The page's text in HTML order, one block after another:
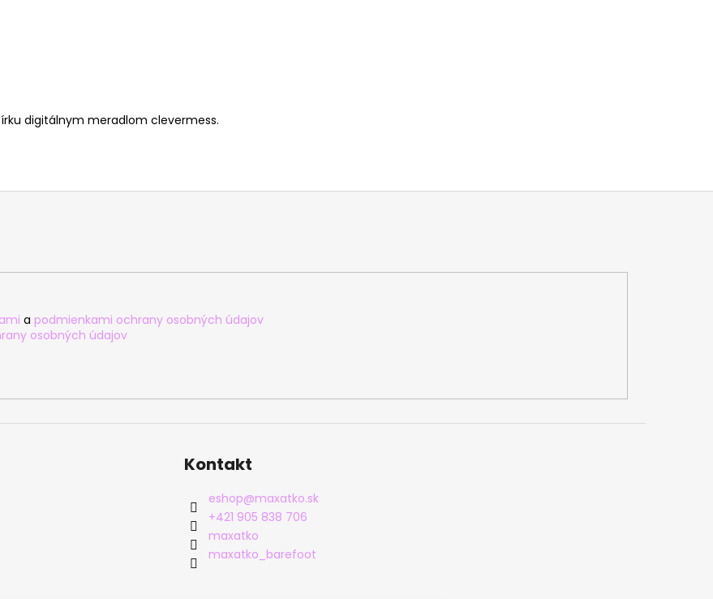
digitálnym meradlom clevermess.
a podmienkami ochrany osobných údajov
osobných údajov
Kontakt
eshop@maxatko.sk
+421 905 838 706
maxatko
maxatko_barefoot